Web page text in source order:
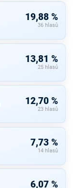
19,88 %
36 hlasů
13,81 %
25 hlasů
12,70 %
23 hlasů
7,73 %
14 hlasů
6,07 %